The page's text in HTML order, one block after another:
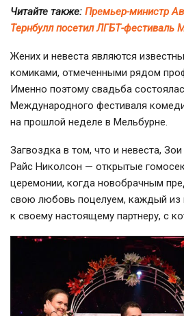
Читайте также: Премьер-министр
Тернбулл посетил ЛГБТ-фестиваль
Жених и невеста являются
комиками, отмеченными рядом
Именно поэтому свадьба
Международного фестиваля
на прошлой неделе в Мельбурне.
Загвоздка в том, что и невеста,
Райс Николсон — открытые
церемонии, когда новобрачным
свою любовь поцелуем, каждый из
к своему настоящему партнеру, с